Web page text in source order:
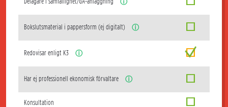
Bokslutsmaterial i pappersform (ej digitalt) ⓘ
Redovisar enligt K3 ⓘ
Har ej professionell ekonomisk förvaltare ⓘ
Konsultation